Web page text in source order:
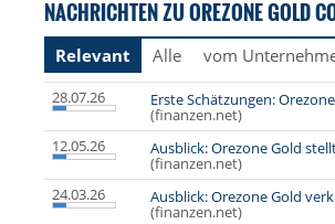
NACHRICHTEN ZU OREZONE GOLD
Relevant Alle vom
28.07.26 Erste Schätzungen:
(finanzen.net)
12.05.26
Ausblick: Orezone Gold
(finanzen.net)
24.03.26
Ausblick: Orezone Gold
(finanzen.net)